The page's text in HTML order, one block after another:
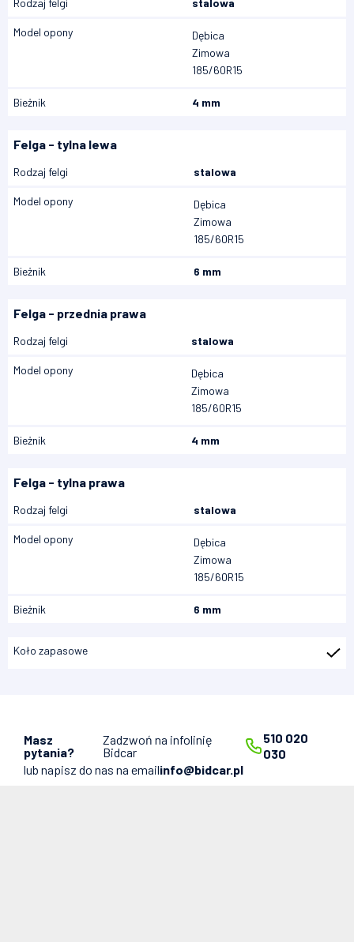
Rodzaj felgi stalowa
Model opony
Dębica
Zimowa
185/60R15
Bieżnik 4 mm
Felga - tylna lewa
Rodzaj felgi stalowa
Model opony
Dębica
Zimowa
185/60R15
Bieżnik 6 mm
Felga - przednia prawa
Rodzaj felgi stalowa
Model opony
Dębica
Zimowa
185/60R15
Bieżnik 4 mm
Felga - tylna prawa
Rodzaj felgi stalowa
Model opony
Dębica
Zimowa
185/60R15
Bieżnik 6 mm
Koło zapasowe
Masz
pytania?
Zadzwoń na infolinię
Bidcar
510 020
030
lub napisz do nas na emailinfo@bidcar.pl